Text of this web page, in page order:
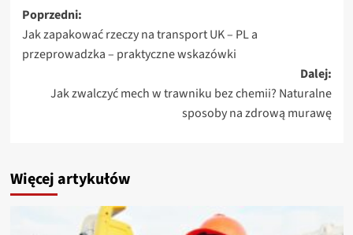
Zobacz
wpisy
Poprzedni:
Jak zapakować rzeczy na transport UK – PL a
przeprowadzka – praktyczne wskazówki
Dalej:
Jak zwalczyć mech w trawniku bez chemii? Naturalne
sposoby na zdrową murawę
Więcej artykułów